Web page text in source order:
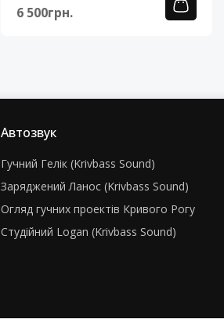
6 500грн.
Автозвук
Гучний Гелік (Krivbass Sound)
Заряджений Ланос (Krivbass Sound)
Огляд гучних проектів Кривого Рогу
Студійний Logan (Krivbass Sound)